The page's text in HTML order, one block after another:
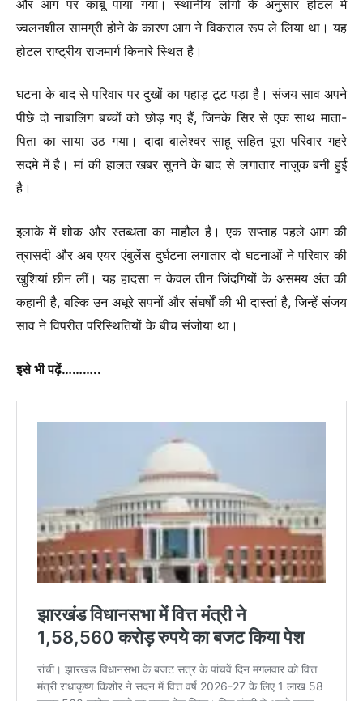
और आग पर काबू पाया गया। स्थानीय लोगों के अनुसार होटल में
ज्वलनशील सामग्री होने के कारण आग ने विकराल रूप ले लिया था। यह
होटल राष्ट्रीय राजमार्ग किनारे स्थित है।
घटना के बाद से परिवार पर दुखों का पहाड़ टूट पड़ा है। संजय साव अपने
पीछे दो नाबालिग बच्चों को छोड़ गए हैं, जिनके सिर से एक साथ माता-
पिता का साया उठ गया। दादा बालेश्वर साहू सहित पूरा परिवार गहरे
सदमे में है। मां की हालत खबर सुनने के बाद से लगातार नाजुक बनी हुई
है।
इलाके में शोक और स्तब्धता का माहौल है। एक सप्ताह पहले आग की
त्रासदी और अब एयर एंबुलेंस दुर्घटना लगातार दो घटनाओं ने परिवार की
खुशियां छीन लीं। यह हादसा न केवल तीन जिंदगियों के असमय अंत की
कहानी है, बल्कि उन अधूरे सपनों और संघर्षों की भी दास्तां है, जिन्हें संजय
साव ने विपरीत परिस्थितियों के बीच संजोया था।
इसे भी पढ़ें………..